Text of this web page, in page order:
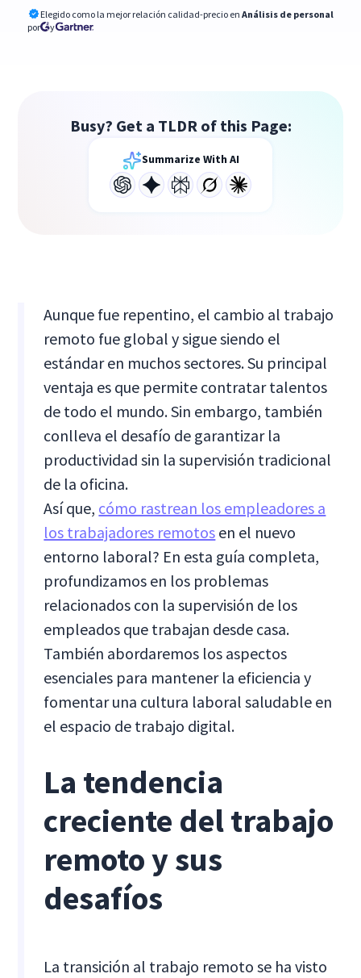
Elegido como la mejor relación calidad-precio en Análisis de personal
por
y
Busy? Get a TLDR of this Page:
Summarize With AI
Aunque fue repentino, el cambio al trabajo
remoto fue global y sigue siendo el
estándar en muchos sectores. Su principal
ventaja es que permite contratar talentos
de todo el mundo. Sin embargo, también
conlleva el desafío de garantizar la
productividad sin la supervisión tradicional
de la oficina.
Así que, cómo rastrean los empleadores a
los trabajadores remotos en el nuevo
entorno laboral? En esta guía completa,
profundizamos en los problemas
relacionados con la supervisión de los
empleados que trabajan desde casa.
También abordaremos los aspectos
esenciales para mantener la eficiencia y
fomentar una cultura laboral saludable en
el espacio de trabajo digital.
La tendencia
creciente del trabajo
remoto y sus
desafíos
La transición al trabajo remoto se ha visto